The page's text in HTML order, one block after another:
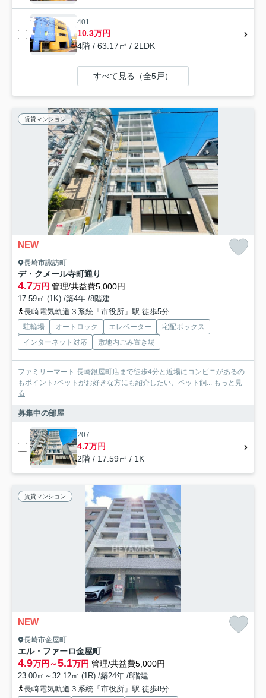
401
10.3万円
4階 / 63.17㎡ / 2LDK
すべて見る（全5戸）
賃貸マンション
NEW
長崎市諏訪町
デ・クメール寺町通り
4.7万円 管理/共益費5,000円
17.59㎡ (1K) /築4年 /8階建
長崎電気軌道３系統「市役所」駅 徒歩5分
駐輪場 オートロック エレベーター
宅配ボックス
インターネット対応
敷地内ごみ置き場
ファミリーマート 長崎銀屋町店まで徒歩4分と近場にコンビニがあるの
もポイント♪ペットがお好きな方にも紹介したい、ペット飼... もっと見
る
募集中の部屋
207
4.7万円
2階 / 17.59㎡ / 1K
賃貸マンション
NEW
長崎市金屋町
エル・ファーロ金屋町
4.9万円～5.1万円 管理/共益費5,000円
23.00㎡～32.12㎡ (1R) /築24年 /8階建
長崎電気軌道３系統「市役所」駅 徒歩8分